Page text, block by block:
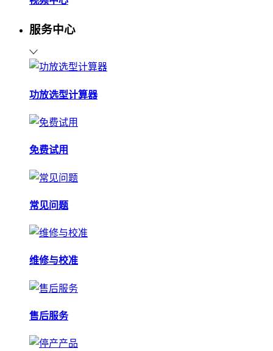
服务中心
功放选型计算器
免费试用
常见问题
维修与校准
售后服务